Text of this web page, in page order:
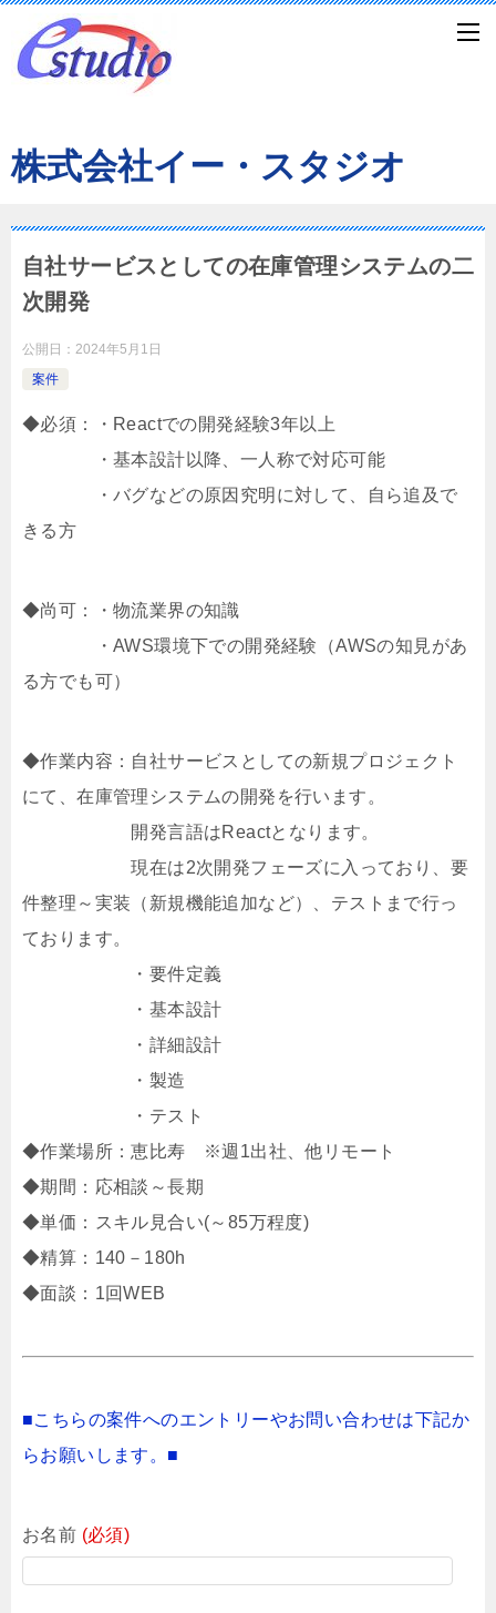
株式会社イー・スタジオ
自社サービスとしての在庫管理システムの二
次開発
公開日： 2024年5月1日
案件
◆必須：・Reactでの開発経験3年以上
・基本設計以降、一人称で対応可能
・バグなどの原因究明に対して、自ら追及で
きる方
◆尚可：・物流業界の知識
・AWS環境下での開発経験（AWSの知見があ
る方でも可）
◆作業内容：自社サービスとしての新規プロジェクト
にて、在庫管理システムの開発を行います。
開発言語はReactとなります。
現在は2次開発フェーズに入っており、要
件整理～実装（新規機能追加など）、テストまで行っ
ております。
・要件定義
・基本設計
・詳細設計
・製造
・テスト
◆作業場所：恵比寿 ※週1出社、他リモート
◆期間：応相談～長期
◆単価：スキル見合い(～85万程度)
◆精算：140－180h
◆面談：1回WEB
■こちらの案件へのエントリーやお問い合わせは下記か
らお願いします。■
お名前 (必須)